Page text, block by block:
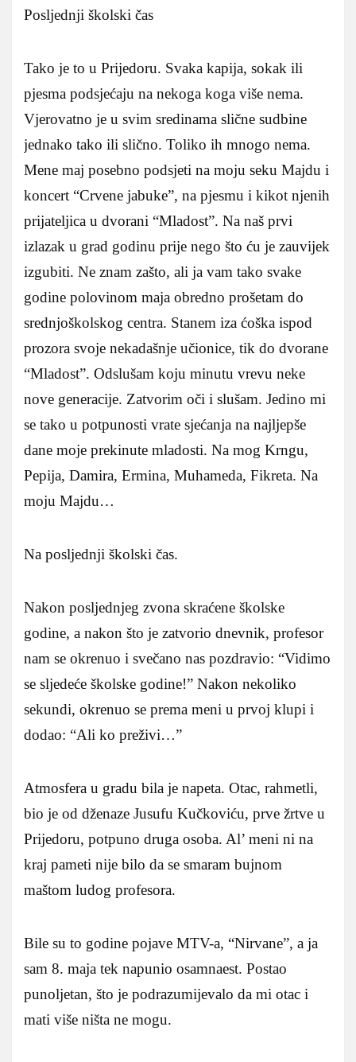
Posljednji školski čas
Tako je to u Prijedoru. Svaka kapija, sokak ili
pjesma podsjećaju na nekoga koga više nema.
Vjerovatno je u svim sredinama slične sudbine
jednako tako ili slično. Toliko ih mnogo nema.
Mene maj posebno podsjeti na moju seku Majdu i
koncert “Crvene jabuke”, na pjesmu i kikot njenih
prijateljica u dvorani “Mladost”. Na naš prvi
izlazak u grad godinu prije nego što ću je zauvijek
izgubiti. Ne znam zašto, ali ja vam tako svake
godine polovinom maja obredno prošetam do
srednjoškolskog centra. Stanem iza ćoška ispod
prozora svoje nekadašnje učionice, tik do dvorane
“Mladost”. Odslušam koju minutu vrevu neke
nove generacije. Zatvorim oči i slušam. Jedino mi
se tako u potpunosti vrate sjećanja na najljepše
dane moje prekinute mladosti. Na mog Krngu,
Pepija, Damira, Ermina, Muhameda, Fikreta. Na
moju Majdu…
Na posljednji školski čas.
Nakon posljednjeg zvona skraćene školske
godine, a nakon što je zatvorio dnevnik, profesor
nam se okrenuo i svečano nas pozdravio: “Vidimo
se sljedeće školske godine!” Nakon nekoliko
sekundi, okrenuo se prema meni u prvoj klupi i
dodao: “Ali ko preživi…”
Atmosfera u gradu bila je napeta. Otac, rahmetli,
bio je od dženaze Jusufu Kučkoviću, prve žrtve u
Prijedoru, potpuno druga osoba. Al’ meni ni na
kraj pameti nije bilo da se smaram bujnom
maštom ludog profesora.
Bile su to godine pojave MTV-a, “Nirvane”, a ja
sam 8. maja tek napunio osamnaest. Postao
punoljetan, što je podrazumijevalo da mi otac i
mati više ništa ne mogu.